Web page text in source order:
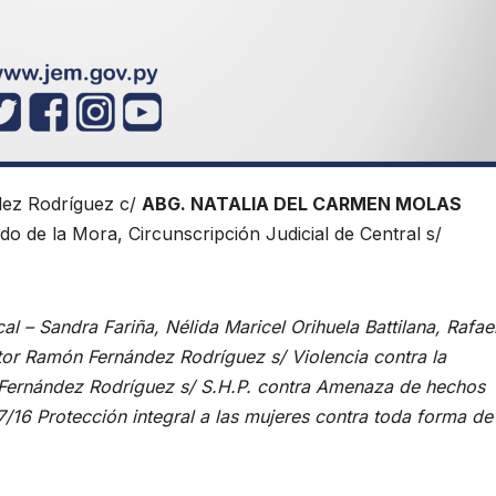
Rodríguez c/ ABG. NATALIA DEL CARMEN MOLAS
de la Mora, Circunscripción Judicial de Central s/
– Sandra Fariña, Nélida Maricel Orihuela Battilana,
Ramón Fernández Rodríguez s/ Violencia contra la
Rodríguez s/ S.H.P. contra Amenaza de hechos
16 Protección integral a las mujeres contra toda forma de